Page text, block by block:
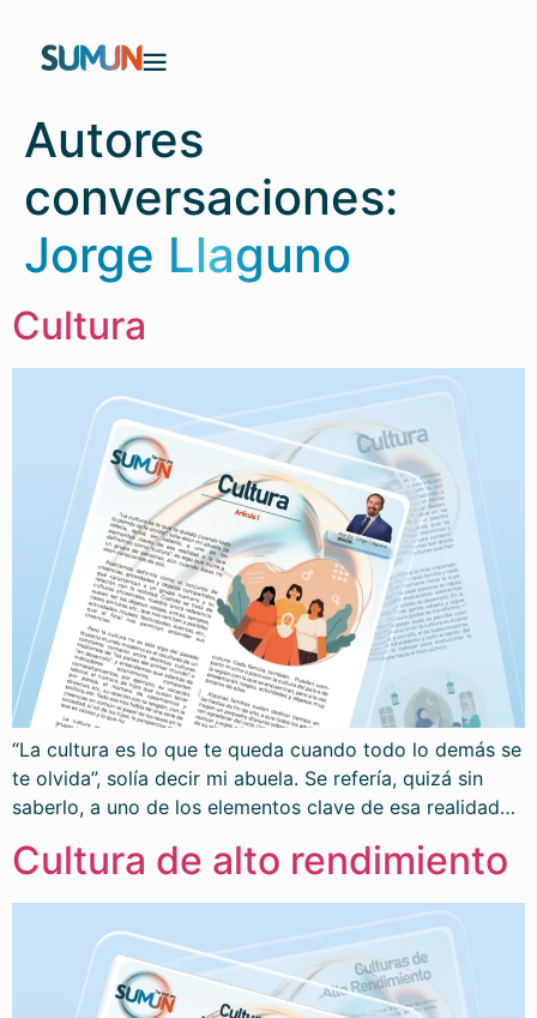
Autores
conversaciones:
Jorge Llaguno
Cultura
“La cultura es lo que te queda cuando todo lo demás se
te olvida”, solía decir mi abuela. Se refería, quizá sin
saberlo, a uno de los elementos clave de esa realidad…
Cultura de alto rendimiento